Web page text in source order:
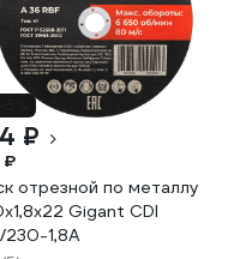
₽
₽
отрезной по металлу
Gigant CDI
230-1,8A